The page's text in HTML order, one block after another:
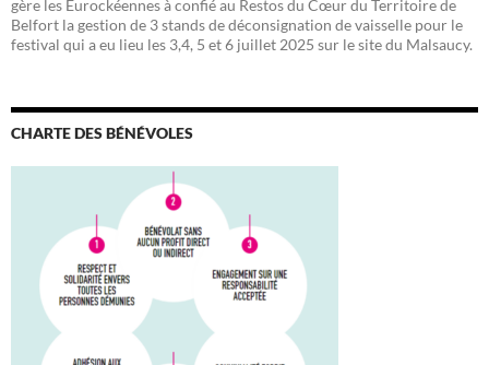
gère les Eurockéennes à confié au Restos du Cœur du Territoire de
Belfort la gestion de 3 stands de déconsignation de vaisselle pour le
festival qui a eu lieu les 3,4, 5 et 6 juillet 2025 sur le site du Malsaucy.
CHARTE DES BÉNÉVOLES